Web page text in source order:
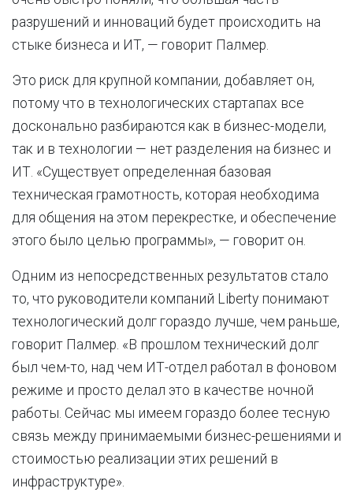
разрушений и инноваций будет происходить на
стыке бизнеса и ИТ, — говорит Палмер.
Это риск для крупной компании, добавляет он,
потому что в технологических стартапах все
досконально разбираются как в бизнес-модели,
так и в технологии — нет разделения на бизнес и
ИТ. «Существует определенная базовая
техническая грамотность, которая необходима
для общения на этом перекрестке, и обеспечение
этого было целью программы», — говорит он.
Одним из непосредственных результатов стало
то, что руководители компаний Liberty понимают
технологический долг гораздо лучше, чем раньше,
говорит Палмер. «В прошлом технический долг
был чем-то, над чем ИТ-отдел работал в фоновом
режиме и просто делал это в качестве ночной
работы. Сейчас мы имеем гораздо более тесную
связь между принимаемыми бизнес-решениями и
стоимостью реализации этих решений в
инфраструктуре».